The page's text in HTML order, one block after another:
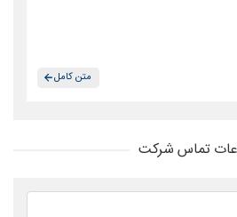
متن کامل
تماس شرکت